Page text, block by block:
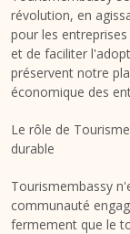
révolution, en
pour les
et de faciliter
préservent notre
économique des
Le rôle de
durable
Tourismembassy
communauté
fermement que le